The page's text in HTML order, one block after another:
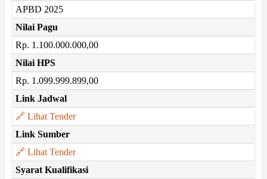
APBD 2025
Nilai Pagu
Rp. 1.100.000.000,00
Nilai HPS
Rp. 1.099.999.899,00
Link Jadwal
🔗 Lihat Tender
Link Sumber
🔗 Lihat Tender
Syarat Kualifikasi